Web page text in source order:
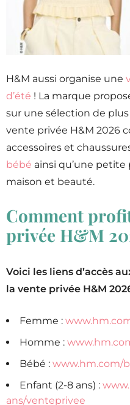
H&M aussi organise une
d’été ! La marque
sur une sélection de
vente privée H&M 2026
accessoires et
bébé ainsi qu’une
maison et beauté.
Comment
privée H&M
Voici les liens d’accès
la vente privée H&M
Femme :
Homme :
Bébé : www.hm.com/
Enfant (2-8 ans) :
ans/venteprivee